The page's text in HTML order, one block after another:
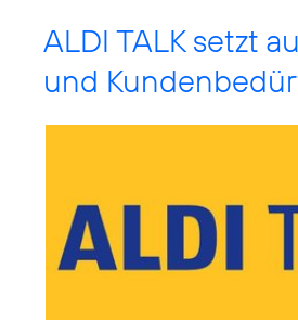
ALDI TALK setzt
und